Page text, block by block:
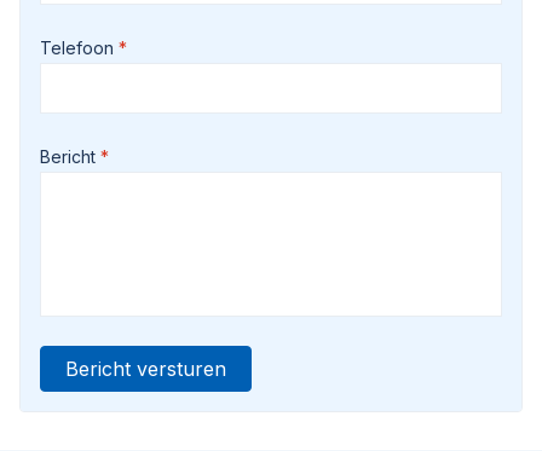
Telefoon
Bericht
Bericht versturen